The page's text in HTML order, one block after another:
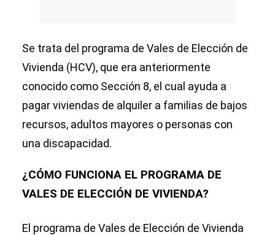
Se trata del programa de Vales de Elección de
Vivienda (HCV), que era anteriormente
conocido como Sección 8, el cual ayuda a
pagar viviendas de alquiler a familias de bajos
recursos, adultos mayores o personas con
una discapacidad.
¿CÓMO FUNCIONA EL PROGRAMA DE
VALES DE ELECCIÓN DE VIVIENDA?
El programa de Vales de Elección de Vivienda